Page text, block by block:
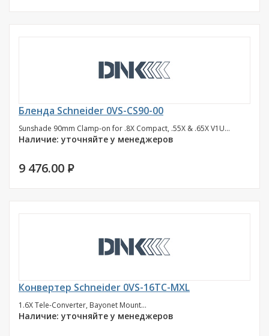
Бленда Schneider 0VS-CS90-00
Sunshade 90mm Clamp-on for .8X Compact, .55X & .65X V1U...
Наличие: уточняйте у менеджеров
9 476.00 P
Конвертер Schneider 0VS-16TC-MXL
1.6X Tele-Converter, Bayonet Mount...
Наличие: уточняйте у менеджеров